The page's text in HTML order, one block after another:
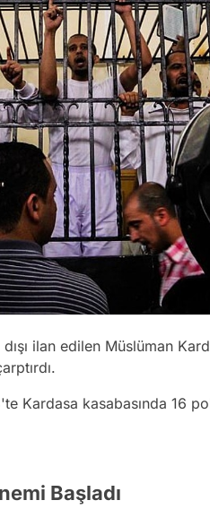
ilan edilen Müslüman
Kardasa kasabasında 16
Başladı